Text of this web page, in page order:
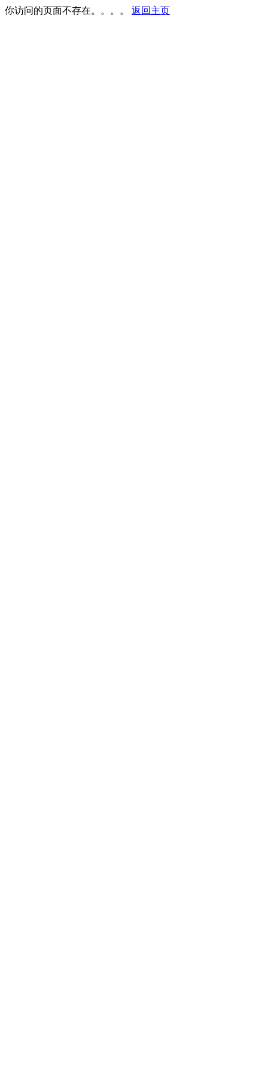
你访问的页面不存在。。。。 返回主页